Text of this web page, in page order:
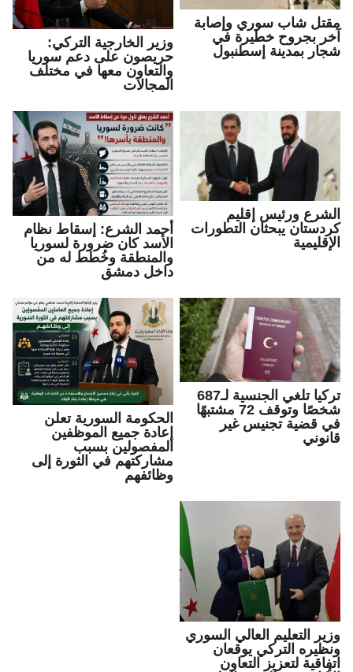
مقتل شاب سوري وإصابة
آخر بجروح خطيرة في
شجار بمدينة إسطنبول
وزير الخارجية التركي:
حريصون على دعم سوريا
والتعاون معها في مختلف
المجالات
الشرع ورئيس إقليم
كردستان يبحثان التطورات
الإقليمية
أحمد الشرع: إسقاط نظام
الأسد كان ضرورة لسوريا
والمنطقة وخُطط له من
داخل دمشق
تركيا تلغي الجنسية لـ687
شخصًا وتوقف 72 مشتبهًا
في قضية تجنيس غير
قانوني
الحكومة السورية تعلن
إعادة جميع الموظفين
المفصولين بسبب
مشاركتهم في الثورة إلى
وظائفهم
وزير التعليم العالي السوري
ونظيره التركي يوقعان
اتفاقية لتعزيز التعاون